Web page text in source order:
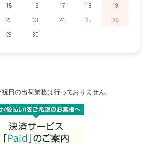
15 16 17 18
19
22 23 24 25
26
29 30
日の出荷業務は行っておりません。